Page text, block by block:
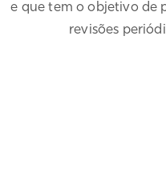
e que tem o objetivo de
revisões